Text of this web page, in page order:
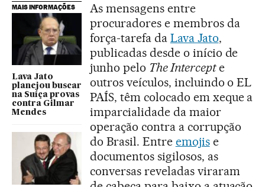
MAIS INFORMAÇÕES
Lava Jato
planejou buscar
na Suíça provas
contra Gilmar
Mendes
As mensagens entre
procuradores e membros da
força-tarefa da Lava Jato,
publicadas desde o início de
junho pelo The Intercepte
outros veículos, incluindo o EL
PAÍS, têm colocado em xeque a
imparcialidade da maior
operação contra a corrupção
do Brasil. Entre emojise
documentos sigilosos, as
conversas reveladas viraram